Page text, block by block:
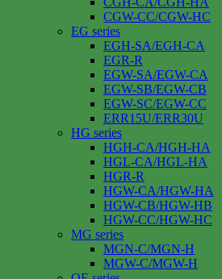
CGW-CC/CGW-HC
EG series
EGH-SA/EGH-CA
EGR-R
EGW-SA/EGW-CA
EGW-SB/EGW-CB
EGW-SC/EGW-CC
ERR15U/ERR30U
HG series
HGH-CA/HGH-HA
HGL-CA/HGL-HA
HGR-R
HGW-CA/HGW-HA
HGW-CB/HGW-HB
HGW-CC/HGW-HC
MG series
MGN-C/MGN-H
MGW-C/MGW-H